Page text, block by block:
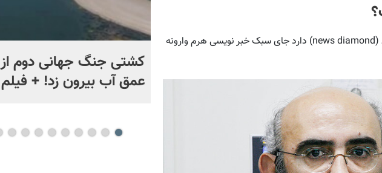
همشهری‌آنلاین- دکتر یونس شکرخواه: سبک الماس خبری (news diamond) دارد جای سبک خبر نویسی هرم وارونه
۹ با ماه + فیلم
کشتی‌ جنگ جهانی دوم از
عمق آب بیرون زد! + فیلم